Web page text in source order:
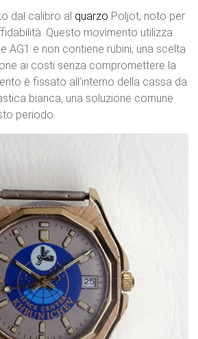
dal calibro al quarzo Poljot, noto per
Questo movimento utilizza
AG1 e non contiene rubini, una scelta
ai costi senza compromettere la
è fissato all’interno della cassa da
bianca, una soluzione comune
periodo.